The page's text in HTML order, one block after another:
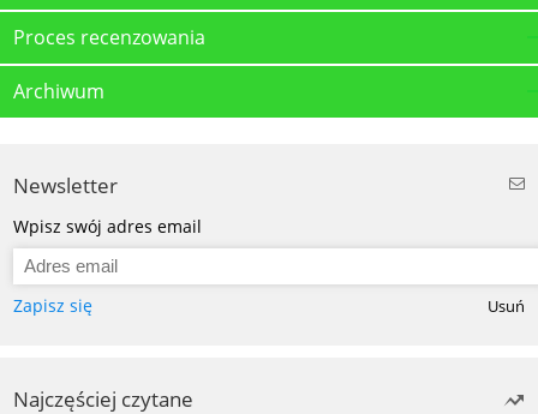
Proces recenzowania
Archiwum
Newsletter
Wpisz swój adres email
Zapisz się Usuń
Najczęściej czytane